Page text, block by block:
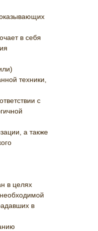
в себя
техники,
с
а также
в целях
в